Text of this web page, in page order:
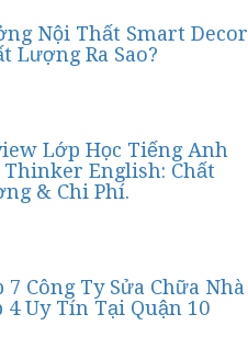
Nội Thất Smart Decor
Lượng Ra Sao?
Lớp Học Tiếng Anh
Thinker English: Chất
& Chi Phí.
7 Công Ty Sửa Chữa Nhà
4 Uy Tín Tại Quận 10